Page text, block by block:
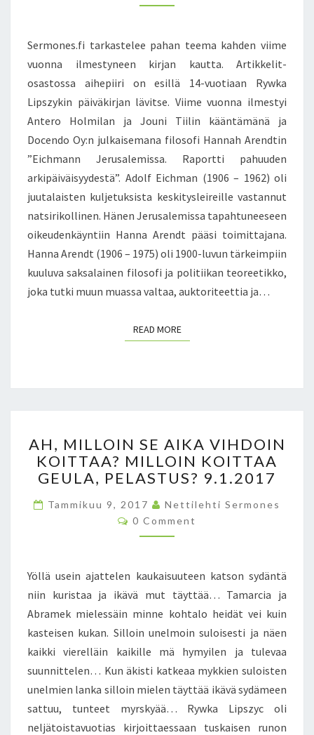
3
1
.
2
7
T
E
A
E
L
Ä
9
.
1
.
1
7
N
T
S
Sermones.fi tarkastelee pahan teema kahden viime
vuonna ilmestyneen kirjan kautta. Artikkelit-
osastossa aihepiiri on esillä 14-vuotiaan Rywka
Lipszykin päiväkirjan lävitse. Viime vuonna ilmestyi
Antero Holmilan ja Jouni Tiilin kääntämänä ja
Docendo Oy:n julkaisemana filosofi Hannah Arendtin
”Eichmann Jerusalemissa. Raportti pahuuden
arkipäiväisyydestä”. Adolf Eichman (1906 – 1962) oli
juutalaisten kuljetuksista keskitysleireille vastannut
natsirikollinen. Hänen Jerusalemissa tapahtuneeseen
oikeudenkäyntiin Hanna Arendt pääsi toimittajana.
Hanna Arendt (1906 – 1975) oli 1900-luvun tärkeimpiin
kuuluva saksalainen filosofi ja politiikan teoreetikko,
joka tutki muun muassa valtaa, auktoriteettia ja…
READ MOREREAD MORE
H
,
M
L
L
O
S
E
A
I
V
I
H
D
AH, MILLOIN SE AIKA VIHDOIN
KOITTAA? MILLOIN KOITTAA
GEULA, PELASTUS? 9.1.2017
Tammikuu 9, 2017
Nettilehti Sermones
C
O
T
S
0 Comment
Yöllä usein ajattelen kaukaisuuteen katson sydäntä
niin kuristaa ja ikävä mut täyttää… Tamarcia ja
Abramek mielessäin minne kohtalo heidät vei kuin
kasteisen kukan. Silloin unelmoin suloisesti ja näen
kaikki vierelläin kaikille mä hymyilen ja tulevaa
suunnittelen… Kun äkisti katkeaa mykkien suloisten
unelmien lanka silloin mielen täyttää ikävä sydämeen
sattuu, tunteet myrskyää… Rywka Lipszyc oli
neljätoistavuotias kirjoittaessaan tuskaisen runon